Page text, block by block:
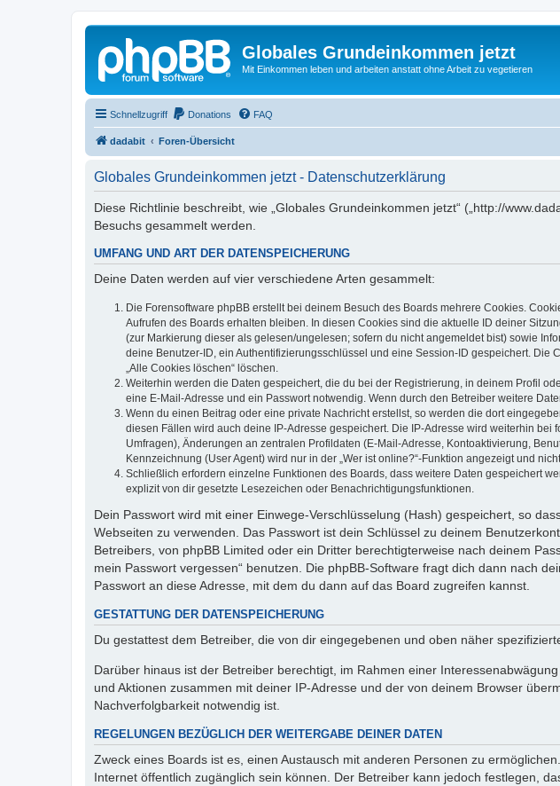
Globales Grundeinkommen jetzt
Mit Einkommen leben und arbeiten anstatt ohne Arbeit zu vegetieren
Schnellzugriff Donations FAQ
dadabit Foren-Übersicht
Globales Grundeinkommen jetzt - Datenschutzerklärung
Diese Richtlinie beschreibt, wie „Globales Grundeinkommen jetzt“ („http://
Besuchs gesammelt werden.
UMFANG UND ART DER DATENSPEICHERUNG
Deine Daten werden auf vier verschiedene Arten gesammelt:
Die Forensoftware phpBB erstellt bei deinem Besuch des Boards mehrere Cookies.
Aufrufen des Boards erhalten bleiben. In diesen Cookies sind die aktuelle ID deiner
(zur Markierung dieser als gelesen/ungelesen; sofern du nicht angemeldet bist) sowie
deine Benutzer-ID, ein Authentifizierungsschlüssel und eine Session-ID gespeichert.
„Alle Cookies löschen“ löschen.
Weiterhin werden die Daten gespeichert, die du bei der Registrierung, in deinem Profil
eine E-Mail-Adresse und ein Passwort notwendig. Wenn durch den Betreiber weitere
Wenn du einen Beitrag oder eine private Nachricht erstellst, so werden die dort
diesen Fällen wird auch deine IP-Adresse gespeichert. Die IP-Adresse wird weiterhin
Umfragen), Änderungen an zentralen Profildaten (E-Mail-Adresse, Kontoaktivierung,
Kennzeichnung (User Agent) wird nur in der „Wer ist online?“-Funktion angezeigt und
Schließlich erfordern einzelne Funktionen des Boards, dass weitere Daten gespeichert
explizit von dir gesetzte Lesezeichen oder Benachrichtigungsfunktionen.
Dein Passwort wird mit einer Einwege-Verschlüsselung (Hash) gespeichert, so
Webseiten zu verwenden. Das Passwort ist dein Schlüssel zu deinem
Betreibers, von phpBB Limited oder ein Dritter berechtigterweise nach deinem
mein Passwort vergessen“ benutzen. Die phpBB-Software fragt dich dann nach
Passwort an diese Adresse, mit dem du dann auf das Board zugreifen kannst.
GESTATTUNG DER DATENSPEICHERUNG
Du gestattest dem Betreiber, die von dir eingegebenen und oben näher
Darüber hinaus ist der Betreiber berechtigt, im Rahmen einer
und Aktionen zusammen mit deiner IP-Adresse und der von deinem Browser
Nachverfolgbarkeit notwendig ist.
REGELUNGEN BEZÜGLICH DER WEITERGABE DEINER DATEN
Zweck eines Boards ist es, einen Austausch mit anderen Personen zu
Internet öffentlich zugänglich sein können. Der Betreiber kann jedoch festlegen,